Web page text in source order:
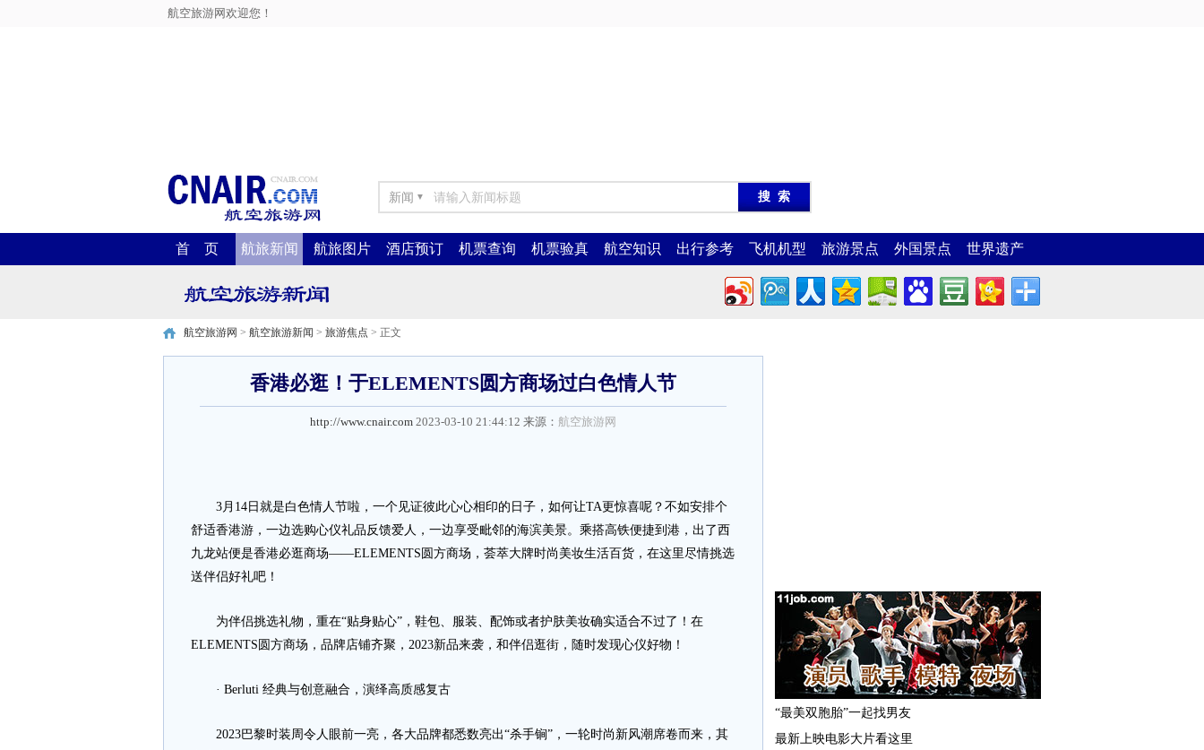
航空旅游网欢迎您！
新闻 ▼
首 页 航旅新闻 航旅图片 酒店预订 机票查询 机票验真 航空知识 出行参考 飞机机型 旅游景点 外国景点 世界遗产
航空旅游网 > 航空旅游新闻 > 旅游焦点 > 正文
香港必逛！于ELEMENTS圆方商场过白色情人节
http://www.cnair.com 2023-03-10 21:44:12 来源： 航空旅游网
3月14日就是白色情人节啦，一个见证彼此心心相印的日子，如何让TA更惊喜呢？不如安排个
舒适香港游，一边选购心仪礼品反馈爱人，一边享受毗邻的海滨美景。乘搭高铁便捷到港，出了西
九龙站便是香港必逛商场——ELEMENTS圆方商场，荟萃大牌时尚美妆生活百货，在这里尽情挑选
送伴侣好礼吧！
为伴侣挑选礼物，重在“贴身贴心”，鞋包、服装、配饰或者护肤美妆确实适合不过了！在
ELEMENTS圆方商场，品牌店铺齐聚，2023新品来袭，和伴侣逛街，随时发现心仪好物！
· Berluti 经典与创意融合，演绎高质感复古
2023巴黎时装周令人眼前一亮，各大品牌都悉数亮出“杀手锏”，一轮时尚新风潮席卷而来，其